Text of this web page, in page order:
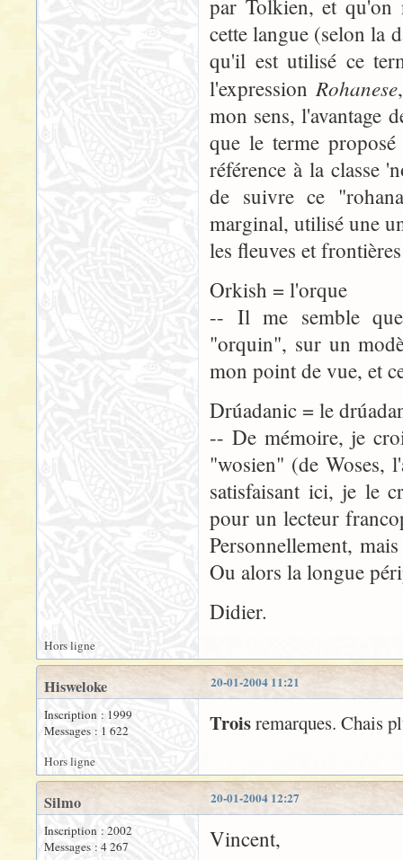
par Tolkien, et qu'on
cette langue (selon la
qu'il est utilisé ce
l'expressionRohanese
mon sens, l'avantage
que le terme
référence à la classe
de suivre ce
marginal, utilisé une
les fleuves et
Orkish = l'orque
-- Il me semble
"orquin", sur un
mon point de vue, et
Drúadanic = le
-- De mémoire, je
"wosien" (de Woses,
satisfaisant ici, je le
pour un lecteur
Personnellement,
Ou alors la longue
Didier.
Hors ligne
20-01-2004 11:21
Hisweloke
Inscription : 1999
Messages : 1 622
Troisremarques. Chais
Hors ligne
20-01-2004 12:27
Silmo
Inscription : 2002
Messages : 4 267
Vincent,